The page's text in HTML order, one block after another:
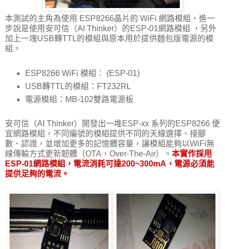
本測試的主角為使用 ESP8266晶片的 WiFi 網路模組，進一
步說是使用安可信（AI Thinker）的ESP-01網路模組 ，另外
加上一塊USB轉TTL的模組與原本用於提供麵包版電源的模
組。
ESP8266 WiFi 模組： (ESP-01)
USB轉TTL的模組：FT232RL
電源模組：MB-102雙路電源板
安可信（AI Thinker）開發出一堆ESP-xx 系列的ESP8266 便
宜網路模組，不同編號的模組提供不同的天線選擇、接腳
數、認證，並增加更多的記憶體容量，讓模組能夠以WiFi無
線傳輸方式更新韌體（OTA，Over-The-Air）。 本實作採用
ESP-01網路模組，電流消耗可達200~300mA，電源必須能
提供足夠的電流。